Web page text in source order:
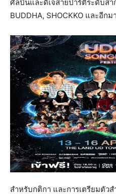
ศิลปินและดีเจสายปาร์ตี้ระดับสา
BUDDHA, SHOCKKO และอีกม
สำหรับกติกา และการเตรียมตัวส